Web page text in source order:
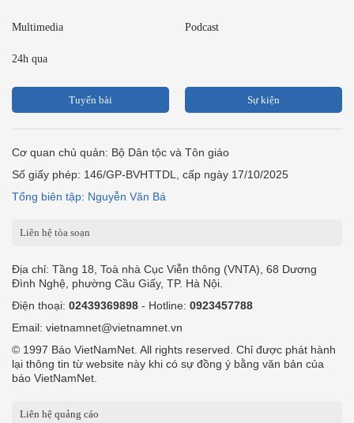
Multimedia Podcast
24h qua
Tuyến bài Sự kiện
Cơ quan chủ quản: Bộ Dân tộc và Tôn giáo
Số giấy phép: 146/GP-BVHTTDL, cấp ngày 17/10/2025
Tổng biên tập: Nguyễn Văn Bá
Liên hệ tòa soạn
Địa chỉ: Tầng 18, Toà nhà Cục Viễn thông (VNTA), 68 Dương
Đình Nghệ, phường Cầu Giấy, TP. Hà Nội.
Điện thoại: 02439369898 - Hotline: 0923457788
Email: vietnamnet@vietnamnet.vn
© 1997 Báo VietNamNet. All rights reserved. Chỉ được phát hành
lại thông tin từ website này khi có sự đồng ý bằng văn bản của
báo VietNamNet.
Liên hệ quảng cáo